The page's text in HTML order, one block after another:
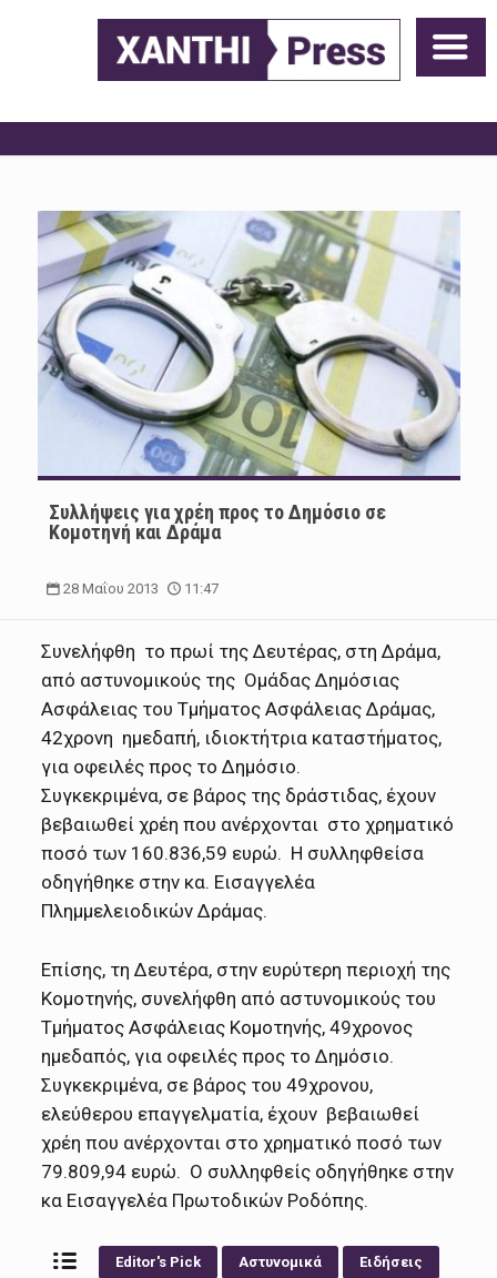
Συλλήψεις για χρέη προς το Δημόσιο σε
Κομοτηνή και Δράμα
28 Μαΐου 2013 11:47
Συνελήφθη το πρωί της Δευτέρας, στη Δράμα,
από αστυνομικούς της Ομάδας Δημόσιας
Ασφάλειας του Τμήματος Ασφάλειας Δράμας,
42χρονη ημεδαπή, ιδιοκτήτρια καταστήματος,
για οφειλές προς το Δημόσιο.
Συγκεκριμένα, σε βάρος της δράστιδας, έχουν
βεβαιωθεί χρέη που ανέρχονται στο χρηματικό
ποσό των 160.836,59 ευρώ. Η συλληφθείσα
οδηγήθηκε στην κα. Εισαγγελέα
Πλημμελειοδικών Δράμας.
Επίσης, τη Δευτέρα, στην ευρύτερη περιοχή της
Κομοτηνής, συνελήφθη από αστυνομικούς του
Τμήματος Ασφάλειας Κομοτηνής, 49χρονος
ημεδαπός, για οφειλές προς το Δημόσιο.
Συγκεκριμένα, σε βάρος του 49χρονου,
ελεύθερου επαγγελματία, έχουν βεβαιωθεί
χρέη που ανέρχονται στο χρηματικό ποσό των
79.809,94 ευρώ. Ο συλληφθείς οδηγήθηκε στην
κα Εισαγγελέα Πρωτοδικών Ροδόπης.
Editor's Pick Αστυνομικά Ειδήσεις